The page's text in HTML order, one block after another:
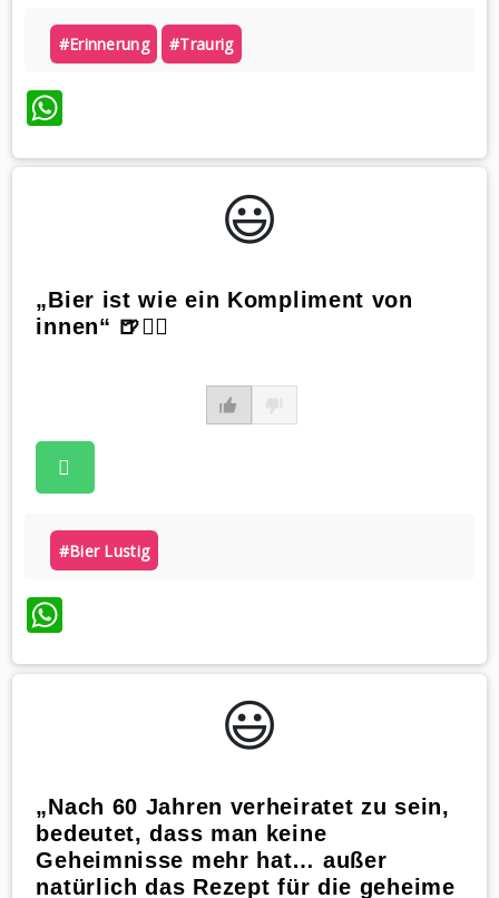
#erinnerung #traurig
WhatsApp
😃️
„Bier ist wie ein Kompliment von
innen“ 🍺💁‍♂️
#bier Lustig
WhatsApp
😃️
„Nach 60 Jahren verheiratet zu sein,
bedeutet, dass man keine
Geheimnisse mehr hat… außer
natürlich das Rezept für die geheime